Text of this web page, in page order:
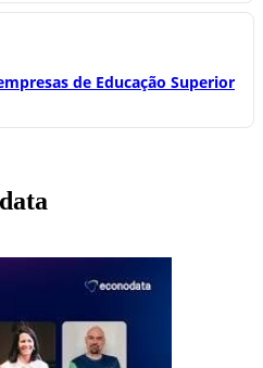
de Educação Superior